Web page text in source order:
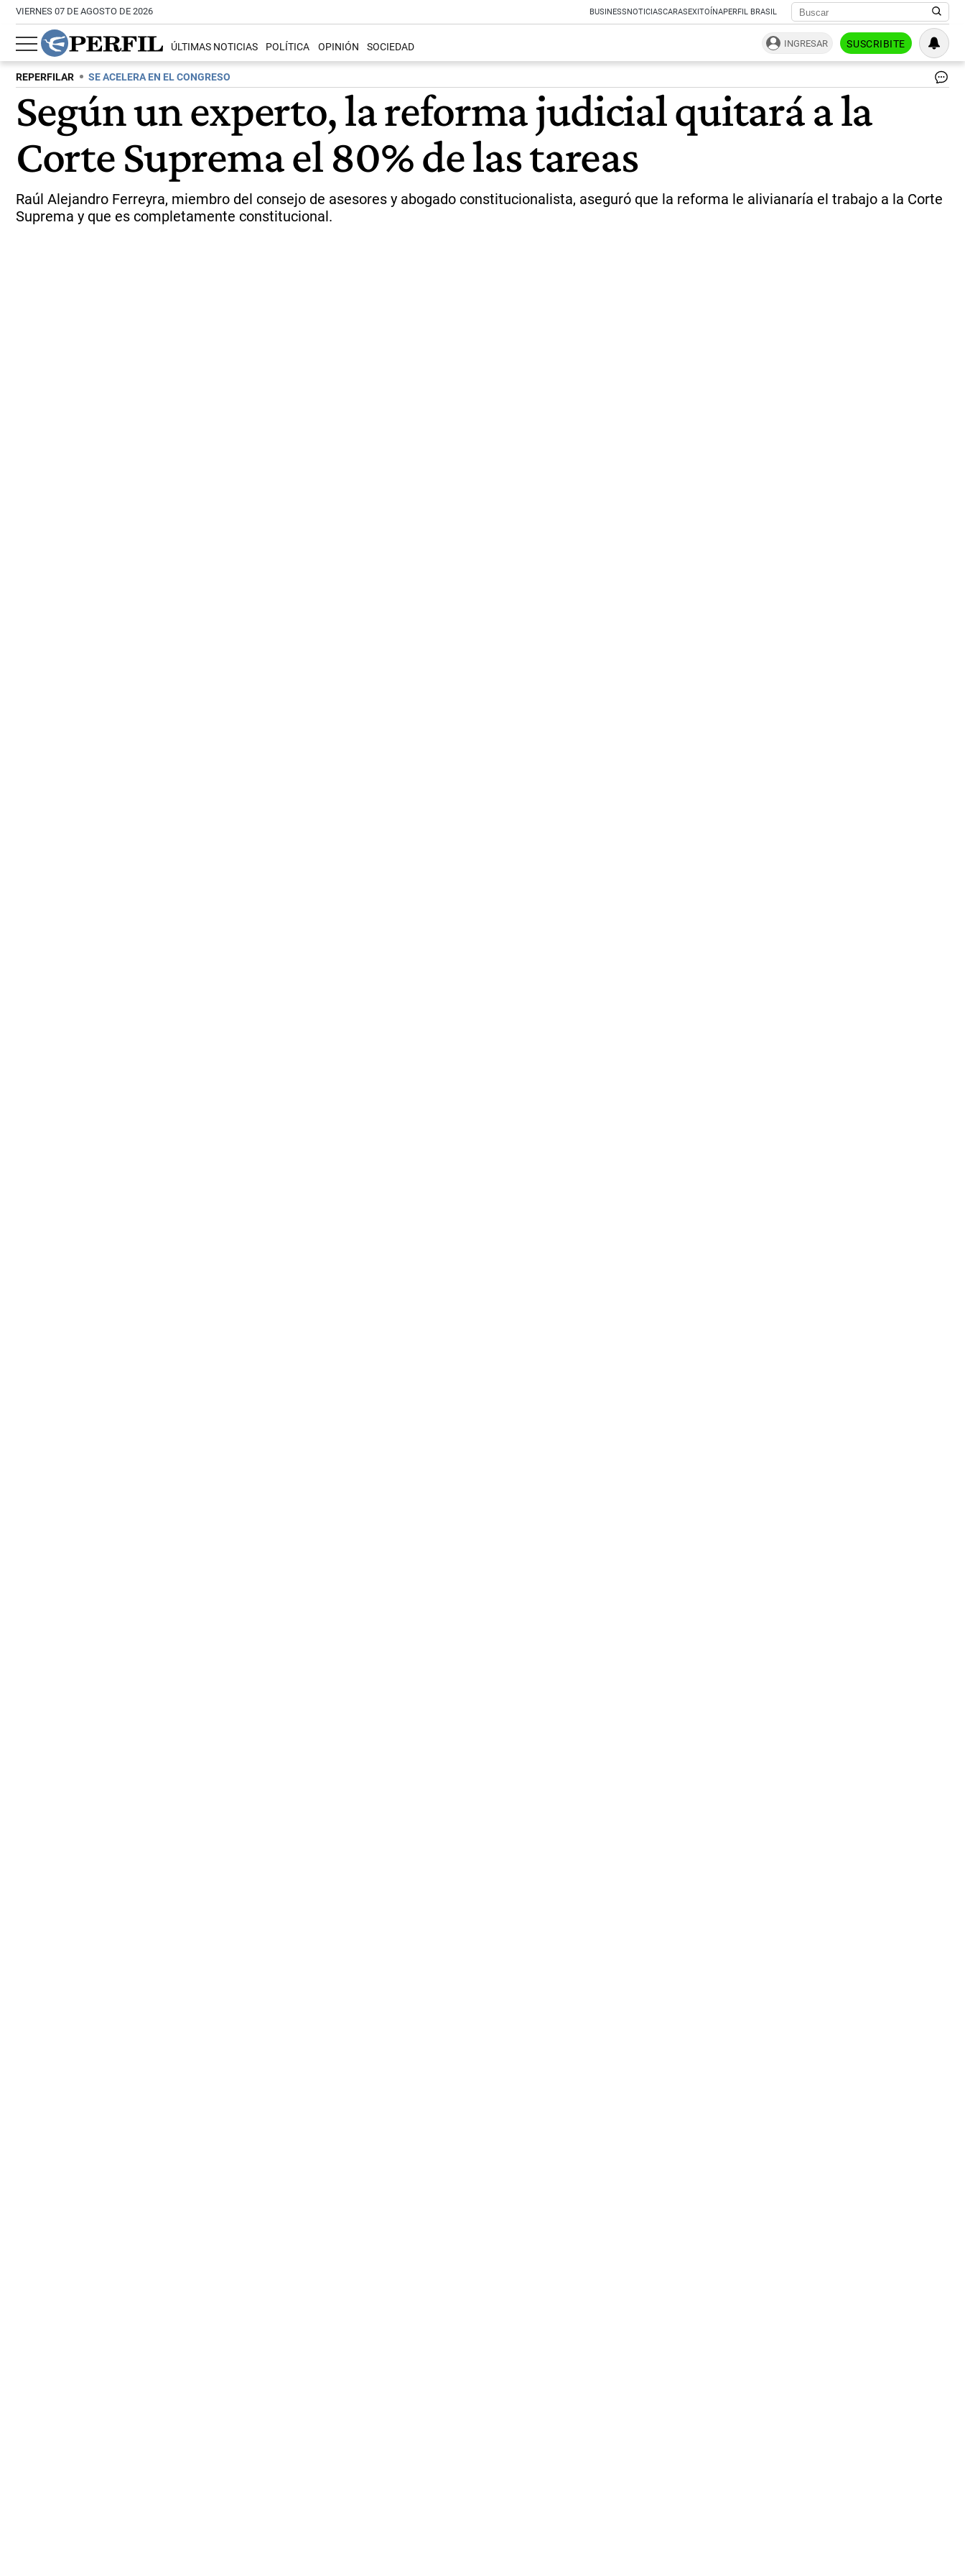
VIERNES 07 DE AGOSTO DE 2026 BUSINESSNOTICIASCARASEXITOÍNAPERFIL BRASIL
ÚLTIMAS NOTICIAS POLÍTICA OPINIÓN SOCIEDAD INGRESAR SUSCRIBITE
REPERFILAR SE ACELERA EN EL CONGRESO
Según un experto, la reforma judicial quitará a la
Corte Suprema el 80% de las tareas
Raúl Alejandro Ferreyra, miembro del consejo de asesores y abogado constitucionalista, aseguró que la reforma le alivianaría el trabajo a la Corte
Suprema y que es completamente constitucional.